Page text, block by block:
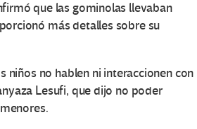
que las gominolas llevaban
más detalles sobre su
niños no hablen ni interaccionen con
Lesufi, que dijo no poder